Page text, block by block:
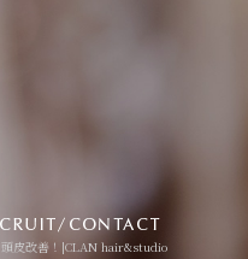
皮改善！|CLAN hair&studio